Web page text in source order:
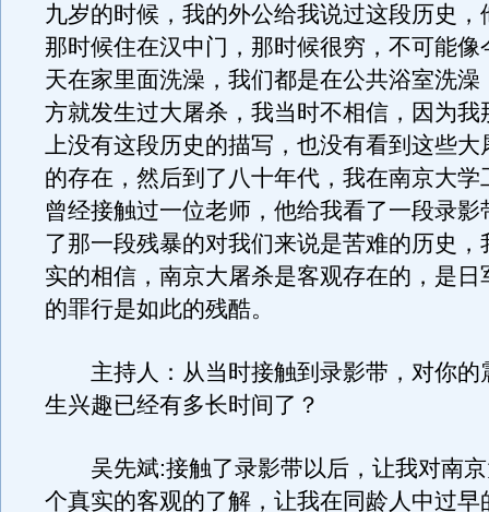
九岁的时候，我的外公给我说过这段历史，
那时候住在汉中门，那时候很穷，不可能像
天在家里面洗澡，我们都是在公共浴室洗澡
方就发生过大屠杀，我当时不相信，因为我
上没有这段历史的描写，也没有看到这些大
的存在，然后到了八十年代，我在南京大学
曾经接触过一位老师，他给我看了一段录影
了那一段残暴的对我们来说是苦难的历史，
实的相信，南京大屠杀是客观存在的，是日
的罪行是如此的残酷。
主持人：从当时接触到录影带，对你的
生兴趣已经有多长时间了？
吴先斌:接触了录影带以后，让我对南京
个真实的客观的了解，让我在同龄人中过早